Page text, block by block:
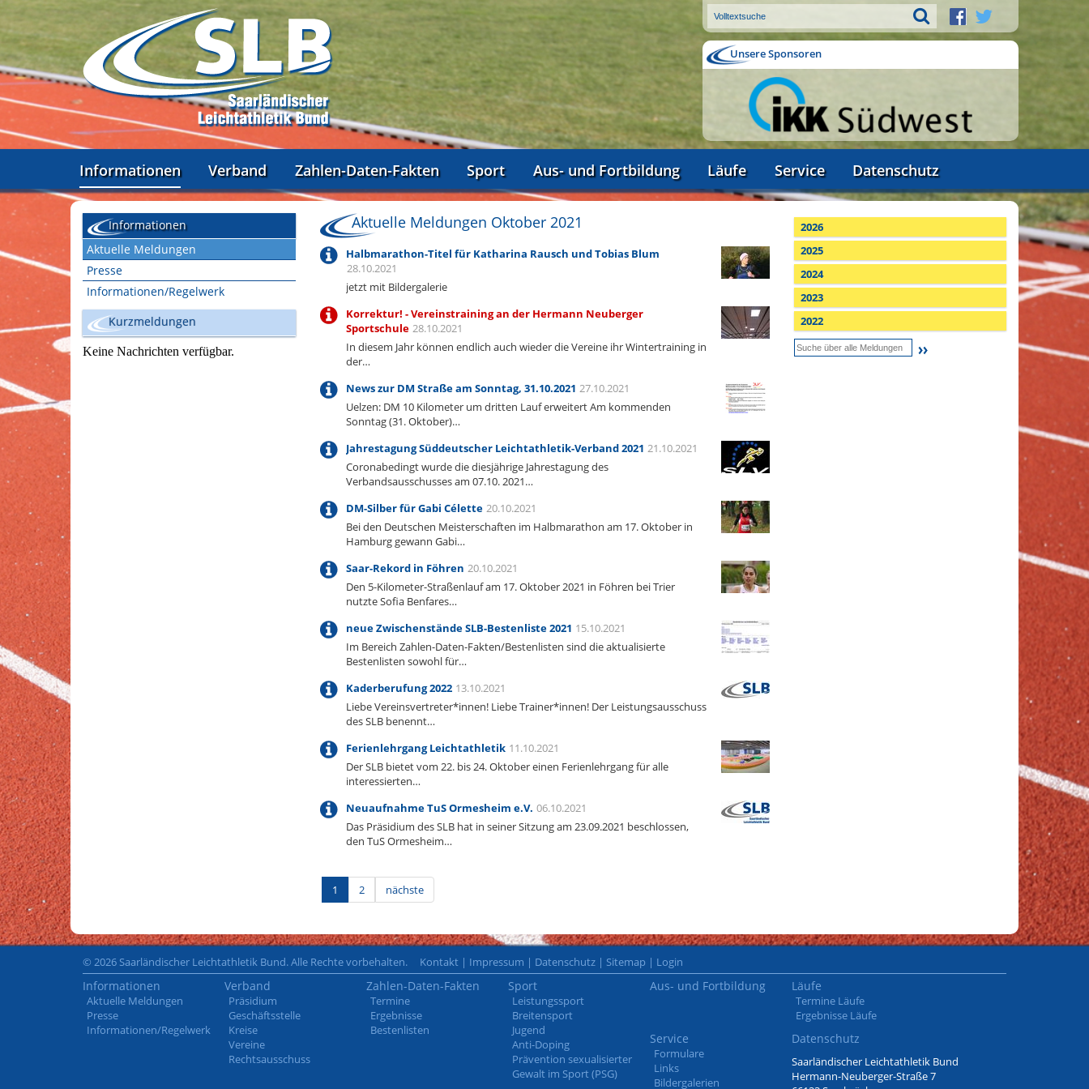
Unsere Sponsoren
Informationen Verband Zahlen-Daten-Fakten Sport Aus- und Fortbildung Läufe Service Datenschutz
Informationen
Aktuelle Meldungen
Presse
Informationen/Regelwerk
Kurzmeldungen
Aktuelle Meldungen Oktober 2021
Halbmarathon-Titel für Katharina Rausch und Tobias Blum
28.10.2021
jetzt mit Bildergalerie
Korrektur! - Vereinstraining an der Hermann Neuberger
Sportschule 28.10.2021
In diesem Jahr können endlich auch wieder die Vereine ihr Wintertraining in
der…
News zur DM Straße am Sonntag, 31.10.2021 27.10.2021
Uelzen: DM 10 Kilometer um dritten Lauf erweitert Am kommenden
Sonntag (31. Oktober)…
Jahrestagung Süddeutscher Leichtathletik-Verband 2021 21.10.2021
Coronabedingt wurde die diesjährige Jahrestagung des
Verbandsausschusses am 07.10. 2021…
DM-Silber für Gabi Célette 20.10.2021
Bei den Deutschen Meisterschaften im Halbmarathon am 17. Oktober in
Hamburg gewann Gabi…
Saar-Rekord in Föhren 20.10.2021
Den 5-Kilometer-Straßenlauf am 17. Oktober 2021 in Föhren bei Trier
nutzte Sofia Benfares…
neue Zwischenstände SLB-Bestenliste 2021 15.10.2021
Im Bereich Zahlen-Daten-Fakten/Bestenlisten sind die aktualisierte
Bestenlisten sowohl für…
Kaderberufung 2022 13.10.2021
Liebe Vereinsvertreter*innen! Liebe Trainer*innen! Der Leistungsausschuss
des SLB benennt…
Ferienlehrgang Leichtathletik 11.10.2021
Der SLB bietet vom 22. bis 24. Oktober einen Ferienlehrgang für alle
interessierten…
Neuaufnahme TuS Ormesheim e.V. 06.10.2021
Das Präsidium des SLB hat in seiner Sitzung am 23.09.2021 beschlossen,
den TuS Ormesheim…
1 2 nächste
2026
2025
2024
2023
2022
© 2026 Saarländischer Leichtathletik Bund. Alle Rechte vorbehalten. Kontakt | Impressum | Datenschutz | Sitemap | Login
Informationen
Aktuelle Meldungen
Presse
Informationen/Regelwerk
Verband
Präsidium
Geschäftsstelle
Kreise
Vereine
Rechtsausschuss
Zahlen-Daten-Fakten
Termine
Ergebnisse
Bestenlisten
Sport
Leistungssport
Breitensport
Jugend
Anti-Doping
Prävention sexualisierter
Gewalt im Sport (PSG)
Aus- und Fortbildung Läufe
Termine Läufe
Ergebnisse Läufe
Service
Formulare
Links
Bildergalerien
Datenschutz
Saarländischer Leichtathletik Bund
Hermann-Neuberger-Straße 7